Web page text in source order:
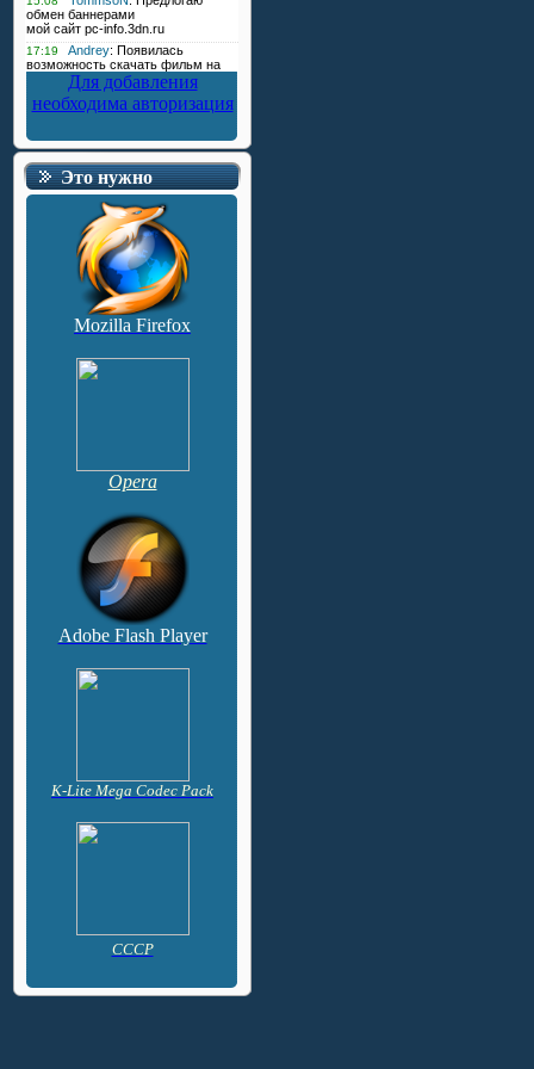
Для добавления
необходима авторизация
Это нужно
Mozilla Firefox
Opera
Adobe Flash Player
K-Lite Mega Codec Pack
CCCP